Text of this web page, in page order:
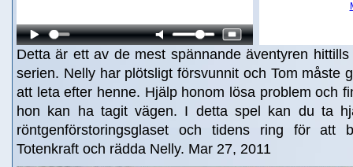
Detta är ett av de mest spännande äventyren
serien. Nelly har plötsligt försvunnit och Tom måste
att leta efter henne. Hjälp honom lösa problem och
hon kan ha tagit vägen. I detta spel kan du ta
röntgenförstoringsglaset och tidens ring för att
Totenkraft och rädda Nelly. Mar 27, 2011